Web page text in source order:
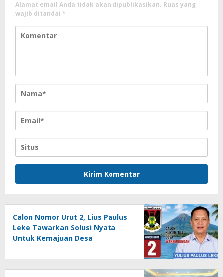
Alamat email Anda tidak akan dipublikasikan. Ruas yang
wajib ditandai *
Calon Nomor Urut 2, Lius Paulus
Leke Tawarkan Solusi Nyata
Untuk Kemajuan Desa